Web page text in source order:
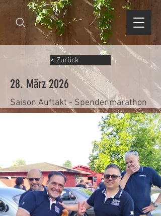
< Zurück
28. März 2026
Saison Auftakt - Spendenmarathon